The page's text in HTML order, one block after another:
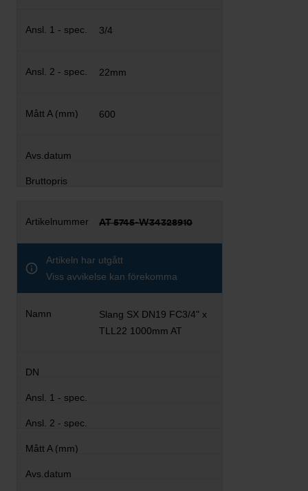
3/4
22mm
600
AT 5745-W34328910
Artikeln har utgått
Viss avvikelse kan förekomma
Slang SX DN19 FC3/4" x
TLL22 1000mm AT